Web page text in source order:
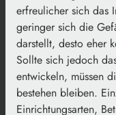
erfreulicher sich das
geringer sich die
darstellt, desto eher
Sollte sich jedoch
entwickeln, müssen
bestehen bleiben.
Einrichtungsarten,